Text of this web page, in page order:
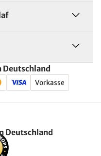
Deutschland
Vorkasse
Deutschland